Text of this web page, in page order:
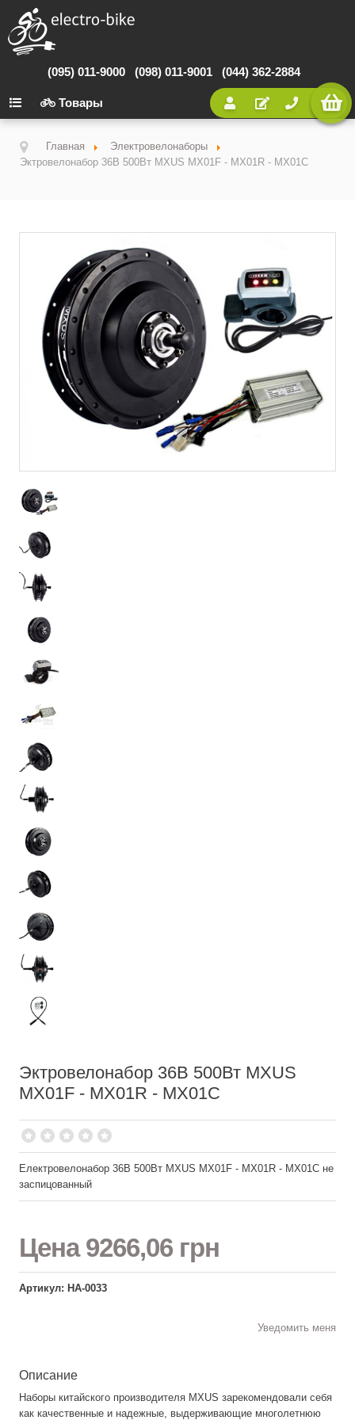
(095) 011-9000 (098) 011-9001 (044) 362-2884
Товары
Главная
Электровелонаборы
Эктровелонабор 36В 500Вт MXUS MX01F - MX01R - MX01C
Эктровелонабор 36В 500Вт MXUS
MX01F - MX01R - MX01C
Електровелонабор 36В 500Вт MXUS MX01F - MX01R - MX01C не
заспицованный
Цена9266,06 грн
Артикул: НА-0033
Уведомить меня
Описание
Наборы китайского производителя MXUS зарекомендовали себя
как качественные и надежные, выдерживающие многолетнюю